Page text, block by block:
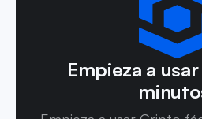
Empieza a